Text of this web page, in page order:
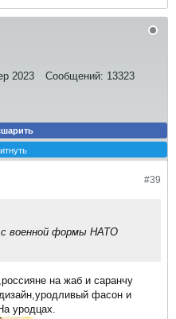
2023 Сообщений: 13323
#39
военной формы НАТО
на жаб и саранчу
фасон и
уродцах.